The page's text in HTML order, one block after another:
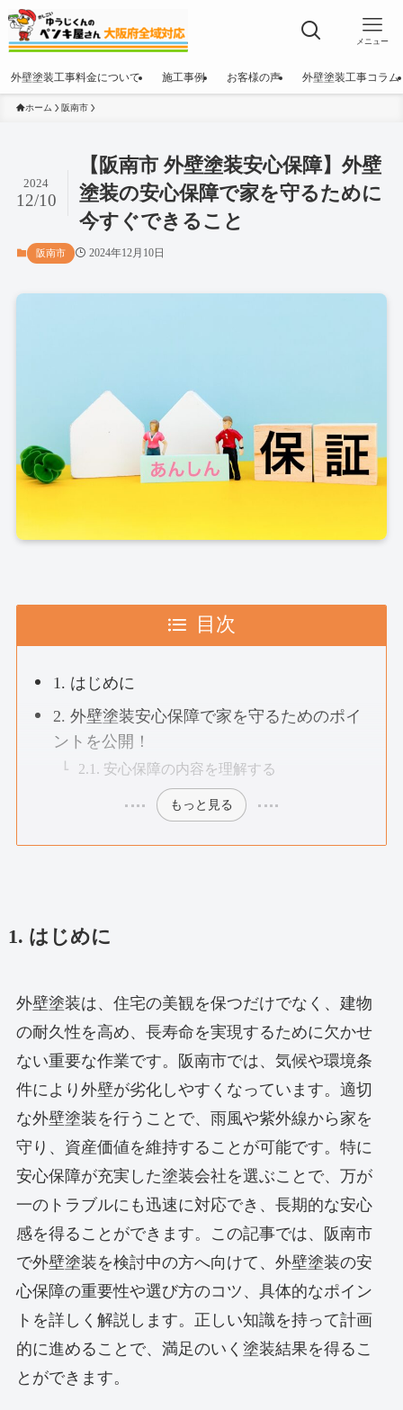
メニュー
外壁塗装工事料金について 施工事例 お客様の声 外壁塗装工事コラム
ホーム 阪南市
【阪南市 外壁塗装安心保障】外壁
塗装の安心保障で家を守るために
今すぐできること
2024
12/10
阪南市 2024年12月10日
目次
1. はじめに
2. 外壁塗装安心保障で家を守るためのポイ
ントを公開！
2.1. 安心保障の内容を理解する
もっと見る
1. はじめに
外壁塗装は、住宅の美観を保つだけでなく、建物
の耐久性を高め、長寿命を実現するために欠かせ
ない重要な作業です。阪南市では、気候や環境条
件により外壁が劣化しやすくなっています。適切
な外壁塗装を行うことで、雨風や紫外線から家を
守り、資産価値を維持することが可能です。特に
安心保障が充実した塗装会社を選ぶことで、万が
一のトラブルにも迅速に対応でき、長期的な安心
感を得ることができます。この記事では、阪南市
で外壁塗装を検討中の方へ向けて、外壁塗装の安
心保障の重要性や選び方のコツ、具体的なポイン
トを詳しく解説します。正しい知識を持って計画
的に進めることで、満足のいく塗装結果を得るこ
とができます。